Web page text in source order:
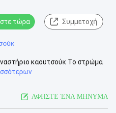
τώρα Συμμετοχή
καουτσούκ Το στρώμα
ΑΦΗΣΤΕ ΈΝΑ ΜΗΝΥΜΑ